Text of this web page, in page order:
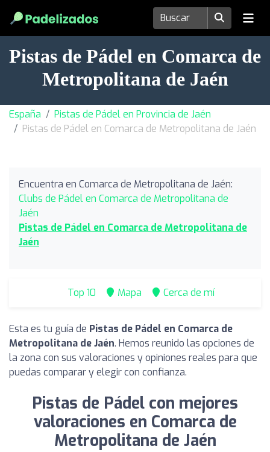
Pistas de Pádel en Comarca de
Metropolitana de Jaén
España
Pistas de Pádel en Provincia de Jaén
Pistas de Pádel en Comarca de Metropolitana de Jaén
Encuentra en Comarca de Metropolitana de Jaén:
Clubs de Pádel en Comarca de Metropolitana de
Jaén
Pistas de Pádel en Comarca de Metropolitana de
Jaén
Top 10 Mapa Cerca de mí
Esta es tu guía de Pistas de Pádel en Comarca de
Metropolitana de Jaén. Hemos reunido las opciones de
la zona con sus valoraciones y opiniones reales para que
puedas comparar y elegir con confianza.
Pistas de Pádel con mejores
valoraciones en Comarca de
Metropolitana de Jaén